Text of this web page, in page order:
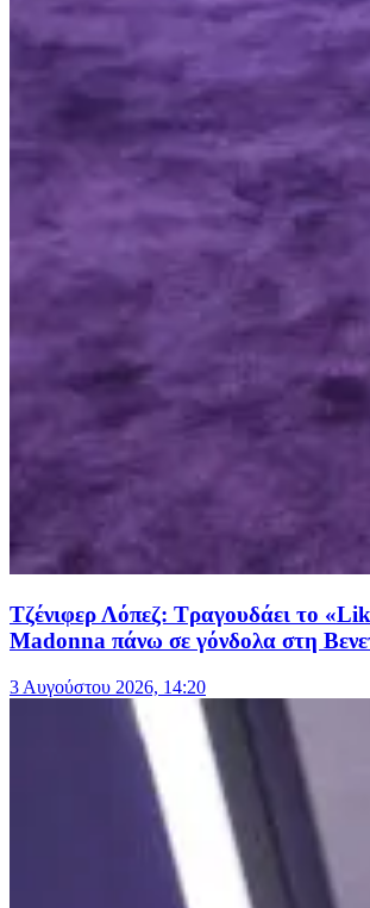
Τζένιφερ Λόπεζ: Τραγουδάει το
Madonna πάνω σε γόνδολα στη
3 Αυγούστου 2026, 14:20